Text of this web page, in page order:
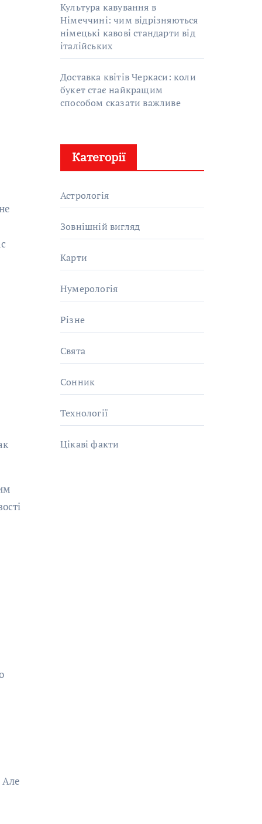
Але
Культура кавування в
Німеччині: чим відрізняються
німецькі кавові стандарти від
італійських
Доставка квітів Черкаси: коли
букет стає найкращим
способом сказати важливе
Категорії
Астрологія
Зовнішній вигляд
Карти
Нумерологія
Різне
Свята
Сонник
Технології
Цікаві факти